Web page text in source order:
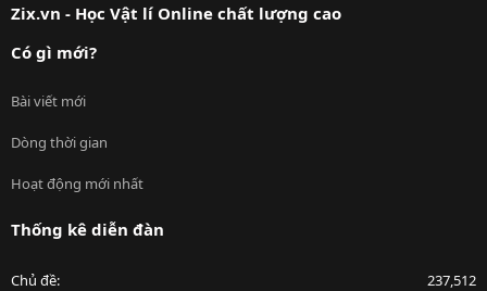
Zix.vn - Học Vật lí Online chất lượng cao
Có gì mới?
Bài viết mới
Dòng thời gian
Hoạt động mới nhất
Thống kê diễn đàn
Chủ đề 237,512